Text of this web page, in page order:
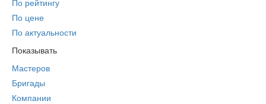
По рейтингу
По цене
По актуальности
Показывать
Мастеров
Бригады
Компании